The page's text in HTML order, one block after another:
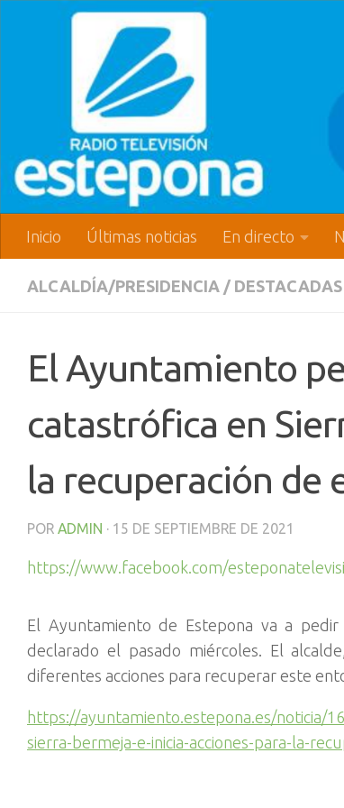
Inicio Últimas noticias En directo
ALCALDÍA/PRESIDENCIA / DESTACADAS
El Ayuntamiento
catastrófica en
la recuperación de
POR ADMIN · 15 DE SEPTIEMBRE DE 2021
https://www.facebook.com/
El Ayuntamiento de Estepona va a
declarado el pasado miércoles. El
diferentes acciones para recuperar este
https://ayuntamiento.estepona.es/noticia/
sierra-bermeja-e-inicia-acciones-para-la-